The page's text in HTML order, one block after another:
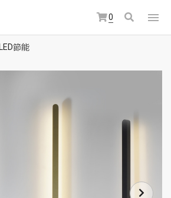
0
LED節能